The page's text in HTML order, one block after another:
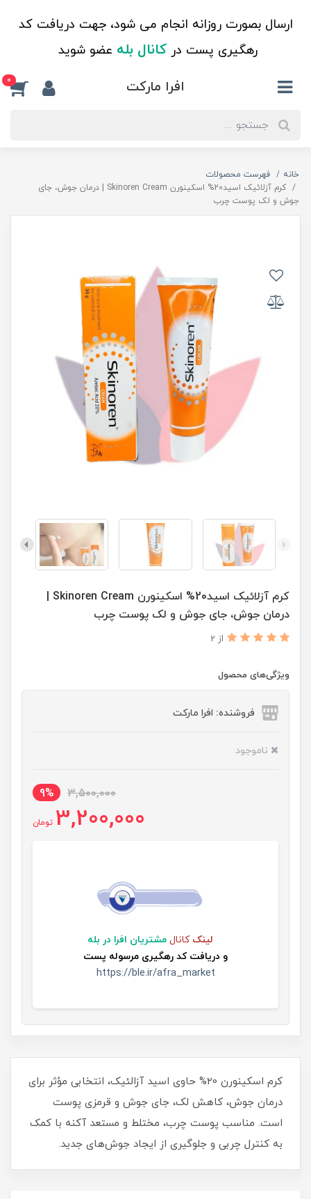
ارسال بصورت روزانه انجام می شود، جهت دریافت کد
رهگیری پست درکانال بله عضو شوید
افرا مارکت 0
خانه
فهرست محصولات
کرم آزلائیک اسید20% اسکینورن Skinoren Cream | درمان جوش، جای
جوش و لک پوست چرب
درمان جوش، جای جوش و لک پوست چرب
از 2
ویژگی‌های محصول
فروشنده: افرا مارکت
ناموجود
3,500,000
9%
3,200,000 تومان
لینک کانال مشتریان افرا در بله
و دریافت کد رهگیری مرسوله پست
https://ble.ir/afra_market
کرم اسکینورن 20% حاوی اسید آزالئیک، انتخابی مؤثر برای
درمان جوش، کاهش لک، جای جوش و قرمزی پوست
است. مناسب پوست چرب، مختلط و مستعد آکنه با کمک
به کنترل چربی و جلوگیری از ایجاد جوش‌های جدید.